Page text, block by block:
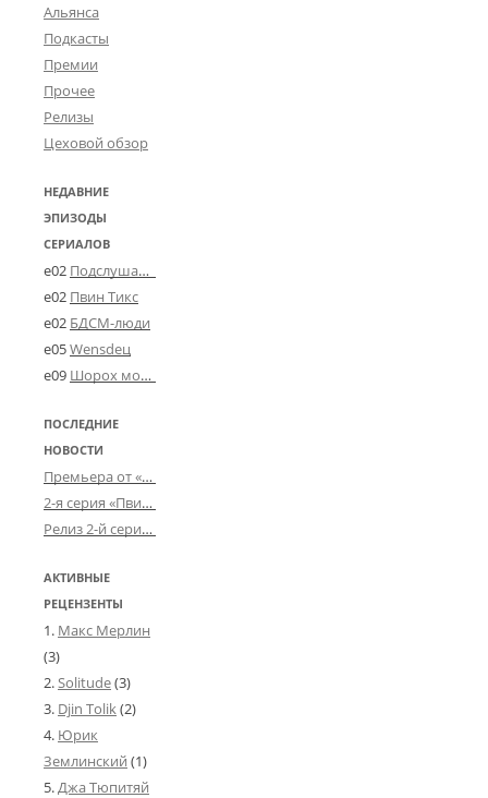
Альянса
Подкасты
Премии
Прочее
Релизы
Цеховой обзор
НЕДАВНИЕ
ЭПИЗОДЫ
СЕРИАЛОВ
e02 Подслушано в Угличе
e02 Пвин Тикс
e02 БДСМ-люди
e05Wensdeц
e09 Шорох мозговины
ПОСЛЕДНИЕ
НОВОСТИ
Премьера от «Усталого королевства»: «Игорь начал»
2-я серия «Пвин Тикса» от 2-D
Релиз 2-й серии «БДСМ-людей» от «Аркада Фильм»
АКТИВНЫЕ
РЕЦЕНЗЕНТЫ
Макс Мерлин
(3)
Solitude(3)
Djin Tolik(2)
Юрик
Землинский (1)
Джа Тюпитяй